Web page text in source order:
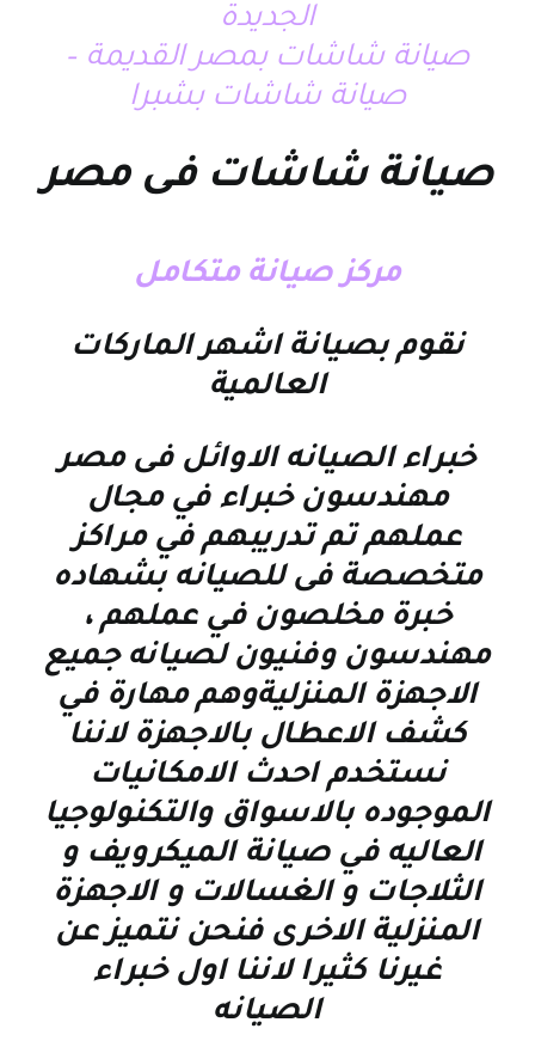
الجديدة
صيانة شاشات بمصر القديمة –
صيانة شاشات بشبرا
صيانة شاشات فى مصر
مركز صيانة متكامل
نقوم بصيانة اشهر الماركات
العالمية
خبراء الصيانه الاوائل فى مصر
مهندسون خبراء في مجال
عملهم تم تدريبهم في مراكز
متخصصة فى للصيانه بشهاده
خبرة مخلصون في عملهم ،
مهندسون وفنيون لصيانه جميع
الاجهزة المنزليةوهم مهارة في
كشف الاعطال بالاجهزة لاننا
نستخدم احدث الامكانيات
الموجوده بالاسواق والتكنولوجيا
العاليه في صيانة الميكرويف و
الثلاجات و الغسالات و الاجهزة
المنزلية الاخرى فنحن نتميز عن
غيرنا كثيرا لاننا اول خبراء
الصيانه